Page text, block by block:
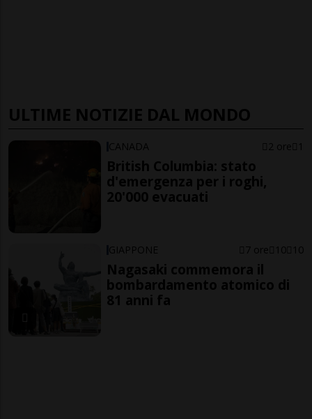
ULTIME NOTIZIE DAL MONDO
CANADA 2 ore 1
British Columbia: stato
d'emergenza per i roghi,
20'000 evacuati
GIAPPONE 7 ore 10 10
Nagasaki commemora il
bombardamento atomico di
81 anni fa